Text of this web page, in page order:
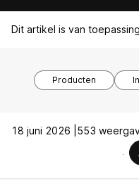
Dit artikel is van
Producten
18 juni 2026 | 553